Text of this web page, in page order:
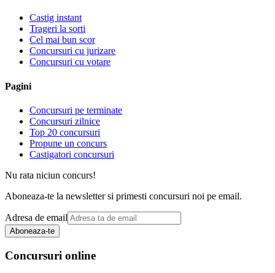
Castig instant
Trageri la sorti
Cel mai bun scor
Concursuri cu jurizare
Concursuri cu votare
Pagini
Concursuri pe terminate
Concursuri zilnice
Top 20 concursuri
Propune un concurs
Castigatori concursuri
Nu rata niciun concurs!
Aboneaza-te la newsletter si primesti concursuri noi pe email.
Adresa de email
Aboneaza-te
Concursuri online